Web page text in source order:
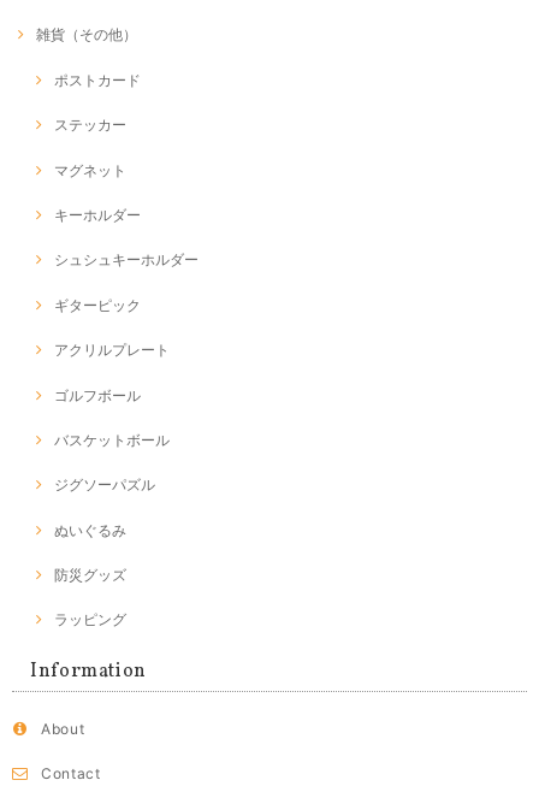
雑貨（その他）
ポストカード
ステッカー
マグネット
キーホルダー
シュシュキーホルダー
ギターピック
アクリルプレート
ゴルフボール
バスケットボール
ジグソーパズル
ぬいぐるみ
防災グッズ
ラッピング
Information
About
Contact